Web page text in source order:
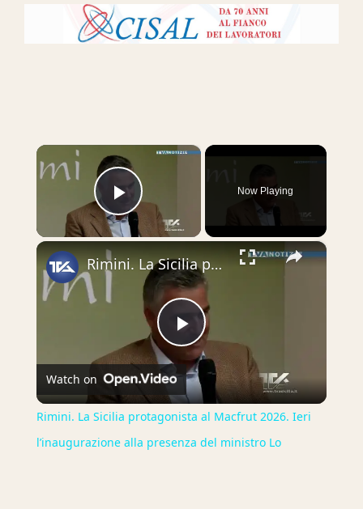
×
Play Video
Now Playing
×
Play
Video
Rimini. La Sicilia protagonista al Macfrut 2026. Ieri l’inaugurazione alla presenza del ministro Lo
Watch on
Rimini. La Sicilia protagonista al Macfrut 2026. Ieri
l’inaugurazione alla presenza del ministro Lo